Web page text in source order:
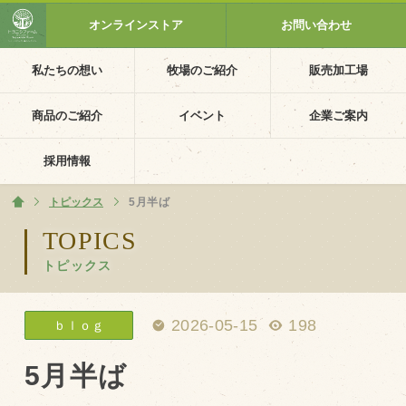
私たちの想い 牧場のご紹介 販売加工場
商品のご紹介 イベント 企業ご案内
採用情報
オンラインストア お問い合わせ
TOPICS
トピックス
ホーム
トピックス 5月半ば
ｂｌｏｇ 2026-05-15 198
5月半ば
ホーム
私たちの想い
PV動画
イベントカレンダー
イベント一覧
採用情報
企業ご案内
会社概要・沿革
アクセス